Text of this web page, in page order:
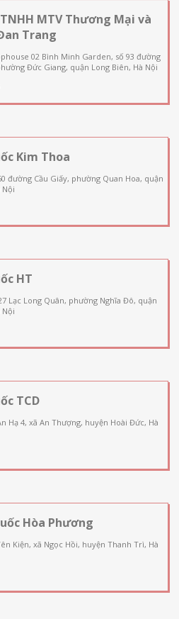
MTV Thương Mại và
Trang
02 Bình Minh Garden, số 93 đường
Đức Giang, quận Long Biên, Hà Nội
Kim Thoa
đường Cầu Giấy, phường Quan Hoa, quận
Nội
HT
Lạc Long Quân, phường Nghĩa Đô, quận
Nội
TCD
Hạ 4, xã An Thượng, huyện Hoài Đức, Hà
Hòa Phương
Kiện, xã Ngọc Hồi, huyện Thanh Trì, Hà